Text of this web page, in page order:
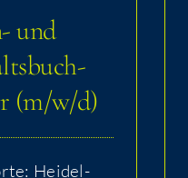
und
(m/​​w/​​d)
Hei­del­